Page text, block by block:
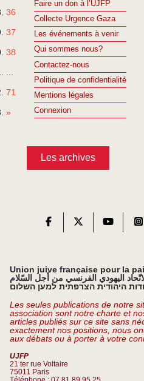
36
37
38
71
»
Faire un don à l’UJFP
Collecte Urgence Gaza
Les événements à venir
Qui sommes nous?
Contactez-nous
Politique de confidentialité
Mentions légales
Connexion
Les archives
Union juive française pour la
اليهودي الفرنسي من أجل السّلام
היהודית הצרפתית למען השלום
Les seules publications de notre
association sont notre charte et
articles publiés sur ce site sans
exactement nos positions, nous
aux débats ou à porter à votre
UJFP
21 ter rue Voltaire
75011 Paris